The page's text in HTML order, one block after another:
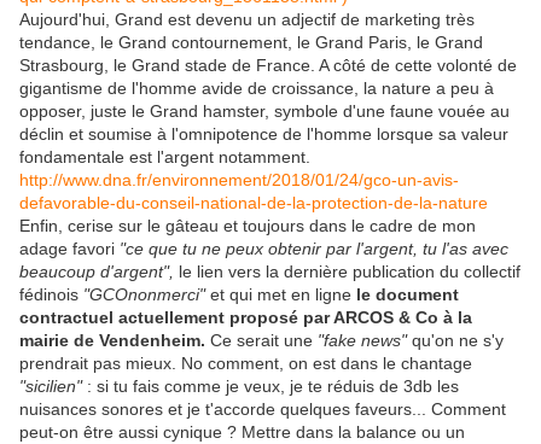
Aujourd'hui, Grand est devenu un adjectif de marketing très
tendance, le Grand contournement, le Grand Paris, le Grand
Strasbourg, le Grand stade de France. A côté de cette volonté de
gigantisme de l'homme avide de croissance, la nature a peu à
opposer, juste le Grand hamster, symbole d'une faune vouée au
déclin et soumise à l'omnipotence de l'homme lorsque sa valeur
fondamentale est l'argent notamment.
http://www.dna.fr/environnement/2018/01/24/gco-un-avis-
defavorable-du-conseil-national-de-la-protection-de-la-nature
Enfin, cerise sur le gâteau et toujours dans le cadre de mon
adage favori "ce que tu ne peux obtenir par l'argent, tu l'as avec
beaucoup d'argent", le lien vers la dernière publication du collectif
fédinois "GCOnonmerci"et qui met en ligne le document
contractuel actuellement proposé par ARCOS & Co à la
mairie de Vendenheim. Ce serait une "fake news"qu'on ne s'y
prendrait pas mieux. No comment, on est dans le chantage
"sicilien": si tu fais comme je veux, je te réduis de 3db les
nuisances sonores et je t'accorde quelques faveurs... Comment
peut-on être aussi cynique ? Mettre dans la balance ou un